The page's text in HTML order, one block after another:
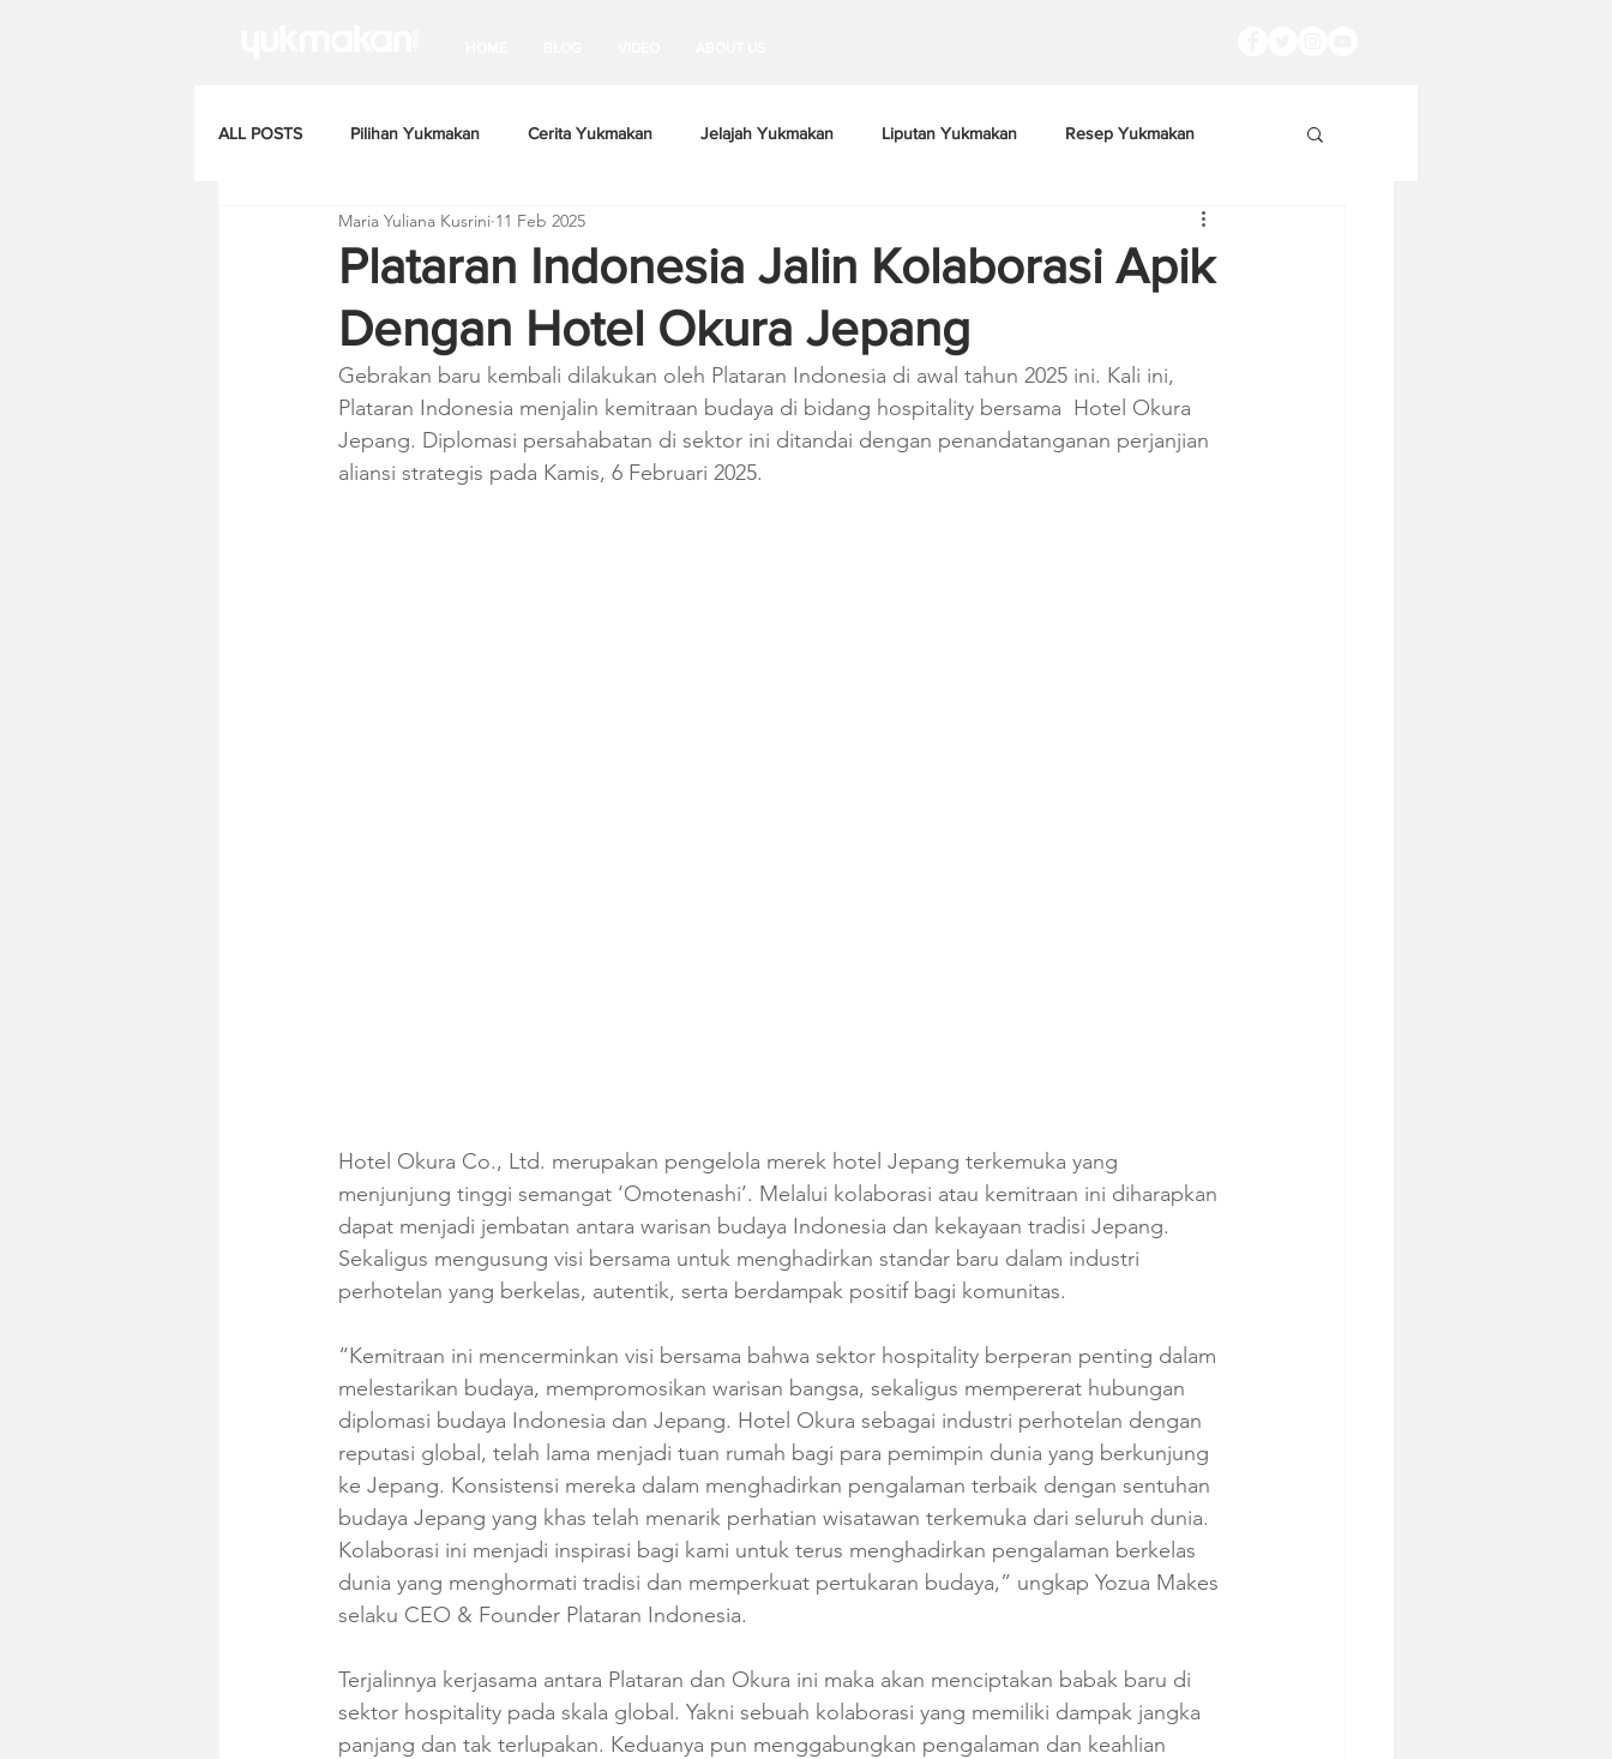
ALL POSTS Pilihan Yukmakan Cerita Yukmakan Jelajah Yukmakan Liputan Yukmakan Resep Yukmakan
Plataran Indonesia Jalin Kolaborasi Apik
Dengan Hotel Okura Jepang
Maria Yuliana Kusrini 11 Feb 2025
Gebrakan baru kembali dilakukan oleh Plataran Indonesia di awal tahun 2025 ini. Kali ini,
Plataran Indonesia menjalin kemitraan budaya di bidang hospitality bersama  Hotel Okura
Jepang. Diplomasi persahabatan di sektor ini ditandai dengan penandatanganan perjanjian
aliansi strategis pada Kamis, 6 Februari 2025.
Hotel Okura Co., Ltd. merupakan pengelola merek hotel Jepang terkemuka yang
menjunjung tinggi semangat ‘Omotenashi’. Melalui kolaborasi atau kemitraan ini diharapkan
dapat menjadi jembatan antara warisan budaya Indonesia dan kekayaan tradisi Jepang.
Sekaligus mengusung visi bersama untuk menghadirkan standar baru dalam industri
perhotelan yang berkelas, autentik, serta berdampak positif bagi komunitas.
“Kemitraan ini mencerminkan visi bersama bahwa sektor hospitality berperan penting dalam
melestarikan budaya, mempromosikan warisan bangsa, sekaligus mempererat hubungan
diplomasi budaya Indonesia dan Jepang. Hotel Okura sebagai industri perhotelan dengan
reputasi global, telah lama menjadi tuan rumah bagi para pemimpin dunia yang berkunjung
ke Jepang. Konsistensi mereka dalam menghadirkan pengalaman terbaik dengan sentuhan
budaya Jepang yang khas telah menarik perhatian wisatawan terkemuka dari seluruh dunia.
Kolaborasi ini menjadi inspirasi bagi kami untuk terus menghadirkan pengalaman berkelas
dunia yang menghormati tradisi dan memperkuat pertukaran budaya,” ungkap Yozua Makes
selaku CEO & Founder Plataran Indonesia.
Terjalinnya kerjasama antara Plataran dan Okura ini maka akan menciptakan babak baru di
sektor hospitality pada skala global. Yakni sebuah kolaborasi yang memiliki dampak jangka
panjang dan tak terlupakan. Keduanya pun menggabungkan pengalaman dan keahlian